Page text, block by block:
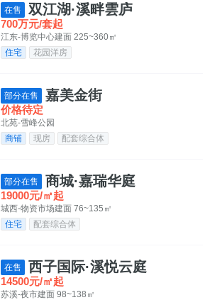
在售 双江湖·溪畔雲庐
700万元/套起
江东-博览中心建面 225~360㎡
住宅
花园洋房
部分在售 嘉美金街
价格待定
北苑-雪峰公园
商铺
现房 配套综合体
部分在售 商城·嘉瑞华庭
19000元/㎡起
城西-物资市场建面 76~135㎡
住宅
配套综合体
在售 西子国际·溪悦云庭
14500元/㎡起
苏溪-夜市建面 98~138㎡